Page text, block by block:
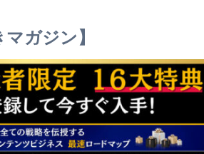
ガジン】